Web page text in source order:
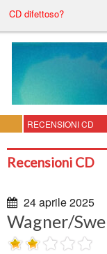
CD difettoso?
RECENSIONI CD
Recensioni CD
24 aprile 2025
Wagner/